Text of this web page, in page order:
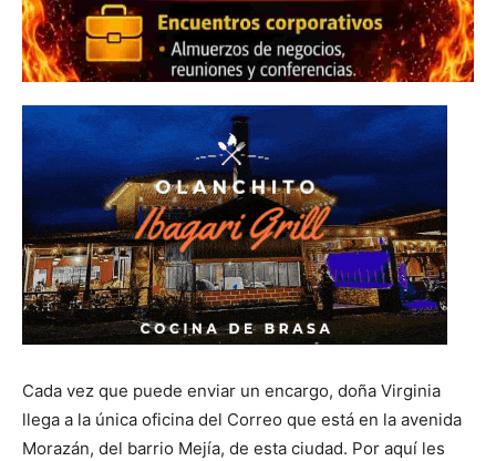
Cada vez que puede enviar un encargo, doña Virginia
llega a la única oficina del Correo que está en la avenida
Morazán, del barrio Mejía, de esta ciudad. Por aquí les